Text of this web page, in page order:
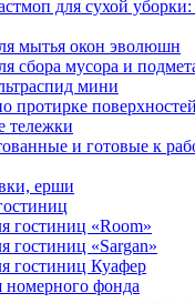
для сухой
мытья окон эволюшн
сбора мусора и
мини
протирке поверхностей
тележки
и готовые к
ерши
гостиниц «Room»
гостиниц «Sargan»
гостиниц Куафер
фонда